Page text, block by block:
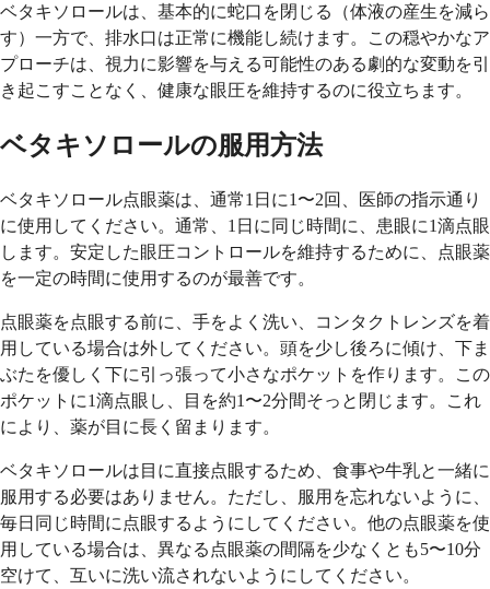
ベタキソロールは、基本的に蛇口を閉じる（体液の産生を減ら
す）一方で、排水口は正常に機能し続けます。この穏やかなア
プローチは、視力に影響を与える可能性のある劇的な変動を引
き起こすことなく、健康な眼圧を維持するのに役立ちます。
ベタキソロールの服用方法
ベタキソロール点眼薬は、通常1日に1〜2回、医師の指示通り
に使用してください。通常、1日に同じ時間に、患眼に1滴点眼
します。安定した眼圧コントロールを維持するために、点眼薬
を一定の時間に使用するのが最善です。
点眼薬を点眼する前に、手をよく洗い、コンタクトレンズを着
用している場合は外してください。頭を少し後ろに傾け、下ま
ぶたを優しく下に引っ張って小さなポケットを作ります。この
ポケットに1滴点眼し、目を約1〜2分間そっと閉じます。これ
により、薬が目に長く留まります。
ベタキソロールは目に直接点眼するため、食事や牛乳と一緒に
服用する必要はありません。ただし、服用を忘れないように、
毎日同じ時間に点眼するようにしてください。他の点眼薬を使
用している場合は、異なる点眼薬の間隔を少なくとも5〜10分
空けて、互いに洗い流されないようにしてください。